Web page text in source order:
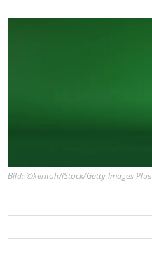
Bild: ©kentoh/iStock/Getty Images Plus